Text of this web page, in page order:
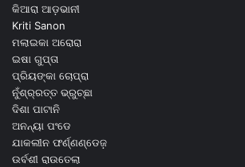
କିଆରା ଆଡ଼ଭାନୀ
Kriti Sanon
ମଲାଇକା ଅରୋରା
ଇଷା ଗୁପ୍ତା
ପ୍ରିୟଙ୍କା ଚୋପ୍ରା
ନୁଁଶ୍ର୍ରତ୍ତ ଭ୍ରୁଚ୍ଛା
ଦିଶା ପାଟାନି
ଅନନ୍ୟା ପଂଡେ
ଯାକଲୀନ ଫର୍ଣ୍ଣଣ୍ଡେଜ଼
ଉର୍ବଶୀ ରାଉତେଲା